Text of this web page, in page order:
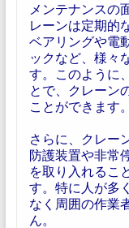
メンテナンスの
レーンは定期的
ベアリングや電
ックなど、様々
す。このように
とで、クレーン
ことができます。
さらに、クレー
防護装置や非常
を取り入れるこ
す。特に人が多
なく周囲の作業
ん。